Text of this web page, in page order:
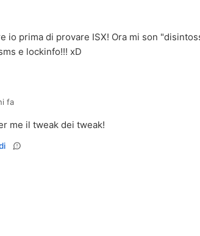
io prima di provare ISX! Ora mi son
e lockinfo!!! xD
fa